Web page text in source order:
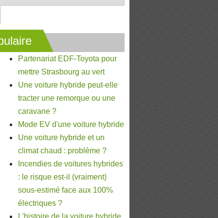
Partenariat EDF-Toyota pour
mettre Strasbourg au vert
Une voiture hybride peut-elle
tracter une remorque ou une
caravane ?
Mode EV d'une voiture hybride
Une voiture hybride et un
climat chaud : problème ?
Incendies de voitures hybrides
: le risque est-il (vraiment)
sous-estimé face aux 100%
électriques ?